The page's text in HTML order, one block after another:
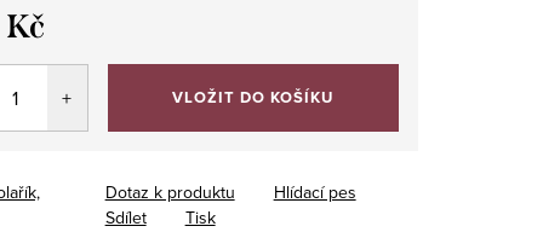
VLOŽIT DO KOŠÍKU
Tisk
Dotaz k produktu
Hlídací pes
Sdílet